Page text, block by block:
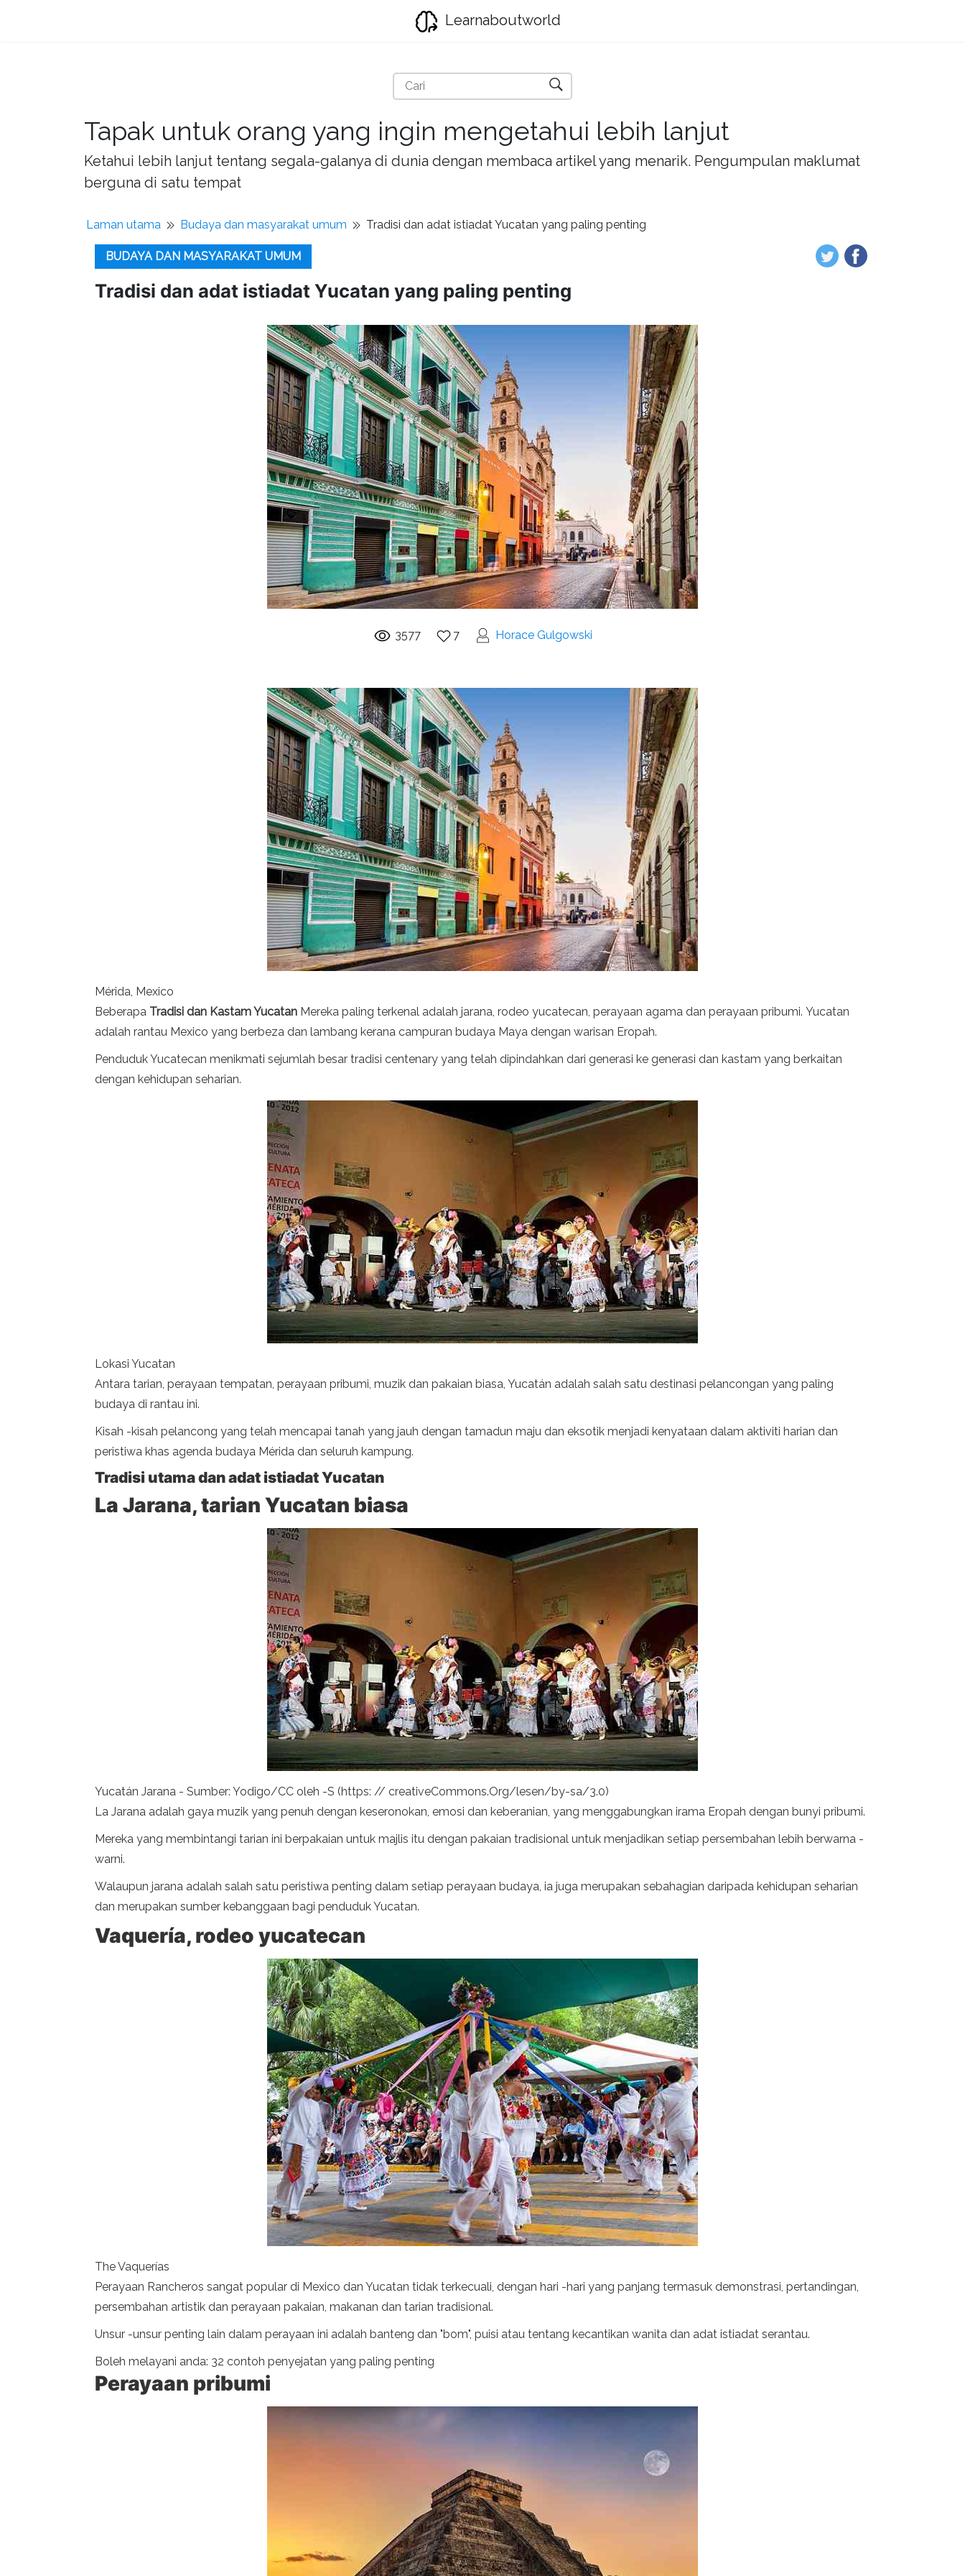
Learnaboutworld
Tapak untuk orang yang ingin mengetahui lebih lanjut
Ketahui lebih lanjut tentang segala-galanya di dunia dengan membaca artikel yang menarik. Pengumpulan maklumat
berguna di satu tempat
Laman utama Budaya dan masyarakat umum Tradisi dan adat istiadat Yucatan yang paling penting
BUDAYA DAN MASYARAKAT UMUM
Tradisi dan adat istiadat Yucatan yang paling penting
3577 7 Horace Gulgowski
Mérida, Mexico
Beberapa Tradisi dan Kastam Yucatan Mereka paling terkenal adalah jarana, rodeo yucatecan, perayaan agama dan perayaan pribumi. Yucatan
adalah rantau Mexico yang berbeza dan lambang kerana campuran budaya Maya dengan warisan Eropah.
Penduduk Yucatecan menikmati sejumlah besar tradisi centenary yang telah dipindahkan dari generasi ke generasi dan kastam yang berkaitan
dengan kehidupan seharian.
Lokasi Yucatan
Antara tarian, perayaan tempatan, perayaan pribumi, muzik dan pakaian biasa, Yucatán adalah salah satu destinasi pelancongan yang paling
budaya di rantau ini.
Kisah -kisah pelancong yang telah mencapai tanah yang jauh dengan tamadun maju dan eksotik menjadi kenyataan dalam aktiviti harian dan
peristiwa khas agenda budaya Mérida dan seluruh kampung.
Tradisi utama dan adat istiadat Yucatan
La Jarana, tarian Yucatan biasa
Yucatán Jarana - Sumber: Yodigo/CC oleh -S (https: // creativeCommons.Org/lesen/by-sa/3.0)
La Jarana adalah gaya muzik yang penuh dengan keseronokan, emosi dan keberanian, yang menggabungkan irama Eropah dengan bunyi pribumi.
Mereka yang membintangi tarian ini berpakaian untuk majlis itu dengan pakaian tradisional untuk menjadikan setiap persembahan lebih berwarna -
warni.
Walaupun jarana adalah salah satu peristiwa penting dalam setiap perayaan budaya, ia juga merupakan sebahagian daripada kehidupan seharian
dan merupakan sumber kebanggaan bagi penduduk Yucatan.
Vaquería, rodeo yucatecan
The Vaquerías
Perayaan Rancheros sangat popular di Mexico dan Yucatan tidak terkecuali, dengan hari -hari yang panjang termasuk demonstrasi, pertandingan,
persembahan artistik dan perayaan pakaian, makanan dan tarian tradisional.
Unsur -unsur penting lain dalam perayaan ini adalah banteng dan "bom", puisi atau tentang kecantikan wanita dan adat istiadat serantau.
Boleh melayani anda: 32 contoh penyejatan yang paling penting
Perayaan pribumi